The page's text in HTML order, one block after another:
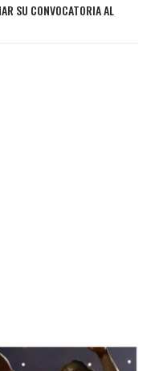
SU CONVOCATORIA AL